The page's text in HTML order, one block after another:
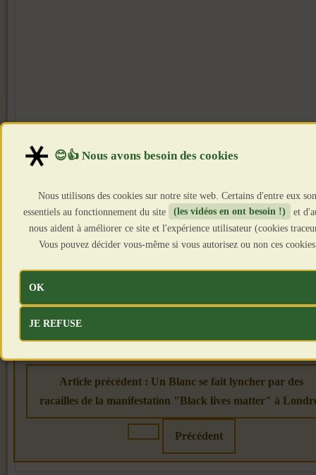
Article précédent : Un Blanc se fait lyncher par des
racailles de la manifestation "Black lives matter" à
Précédent
Nous utilisons des cookies sur notre site web. Certains d'entre eux
essentiels au fonctionnement du site
(les vidéos en ont besoin !)
et
nous aident à améliorer ce site et l'expérience utilisateur (cookies
Vous pouvez décider vous-même si vous autorisez ou non ces
OK
JE REFUSE